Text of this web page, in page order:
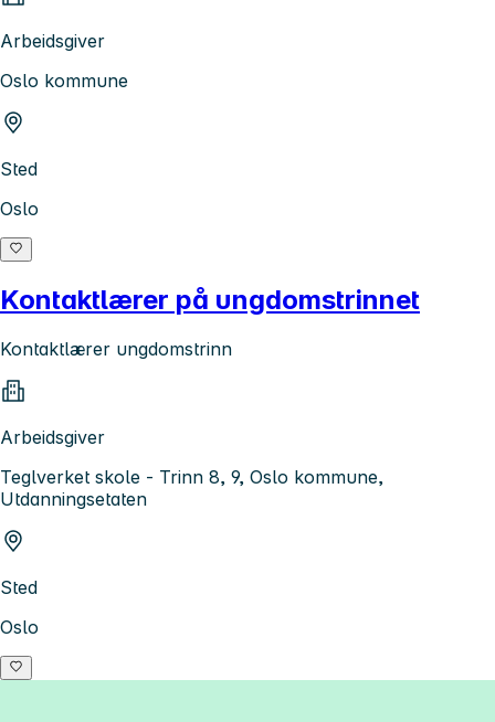
Arbeidsgiver
Oslo kommune
Sted
Oslo
Kontaktlærer på ungdomstrinnet
Kontaktlærer ungdomstrinn
Arbeidsgiver
Teglverket skole - Trinn 8, 9, Oslo kommune,
Utdanningsetaten
Sted
Oslo